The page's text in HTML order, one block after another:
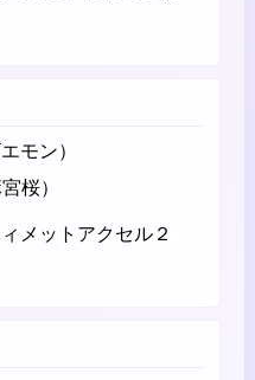
モン）
桜）
メットアクセル２